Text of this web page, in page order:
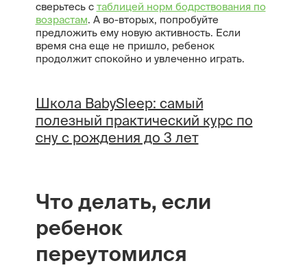
сверьтесь с таблицей норм бодрствования по
возрастам. А во-вторых, попробуйте
предложить ему новую активность. Если
время сна еще не пришло, ребенок
продолжит спокойно и увлеченно играть.
Школа BabySleep: самый
полезный практический курс по
сну с рождения до 3 лет
Что делать, если
ребенок
переутомился